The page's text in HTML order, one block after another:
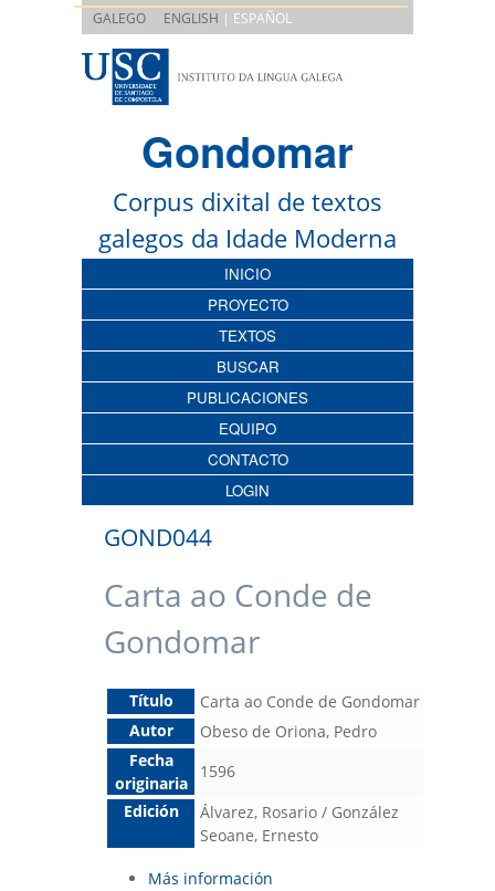
GALEGO ENGLISH | ESPAÑOL
Gondomar
Corpus dixital de textos
galegos da Idade Moderna
INICIO
PROYECTO
TEXTOS
BUSCAR
PUBLICACIONES
EQUIPO
CONTACTO
LOGIN
GOND044
Carta ao Conde de
Gondomar
Título
Carta ao Conde de Gondomar
Autor
Obeso de Oriona, Pedro
Fecha
originaria
1596
Edición
Álvarez, Rosario / González
Seoane, Ernesto
Más información